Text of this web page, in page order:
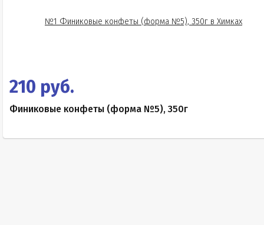
210 руб.
Финиковые конфеты (форма №5), 350г